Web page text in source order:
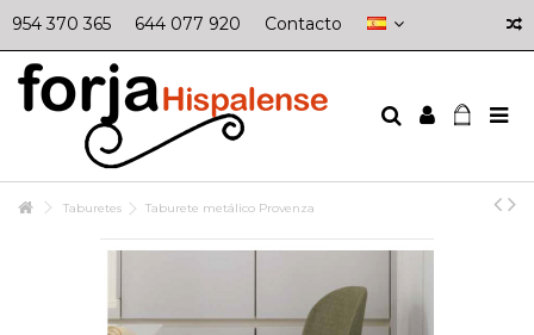
954 370 365 644 077 920 Contacto
Taburetes Taburete metálico Provenza